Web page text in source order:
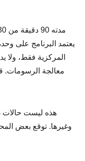
المركزية فقط، ولا
معالجة الرسومات.
هذه ليست حالات